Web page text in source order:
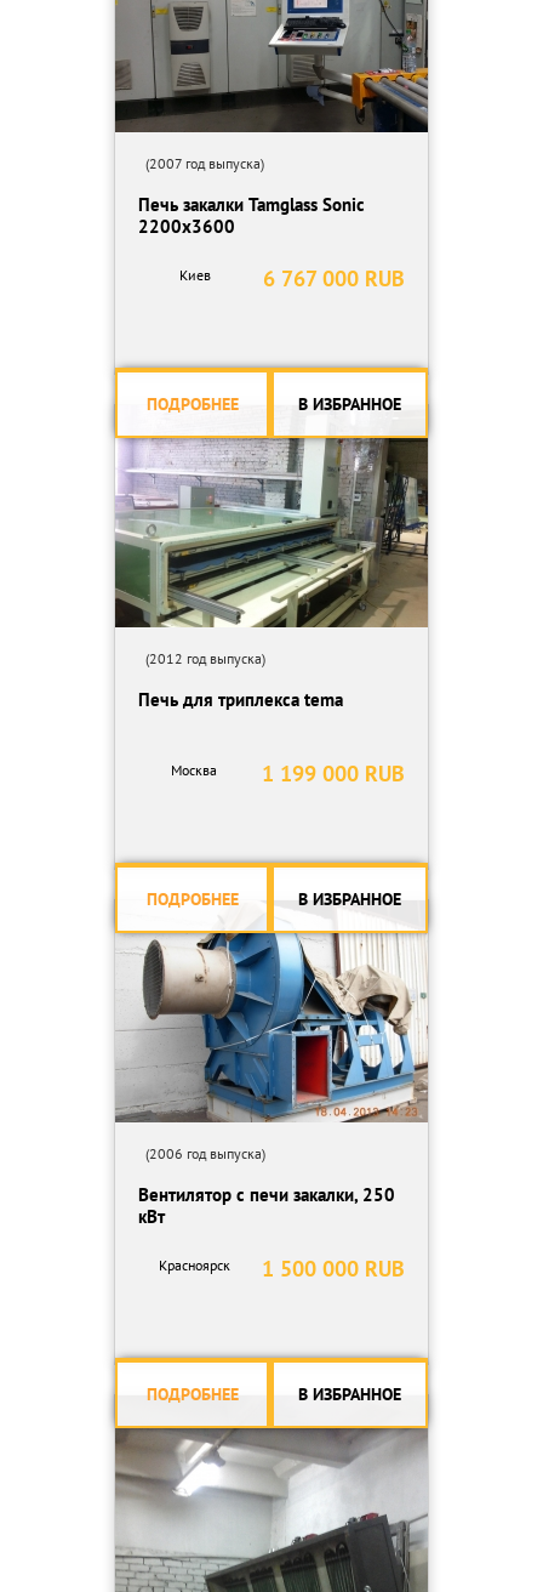
(2007 год выпуска)
Печь закалки Tamglass Sonic
2200x3600
6 767 000 RUB
Киев
ПОДРОБНЕЕ В ИЗБРАННОЕ
(2012 год выпуска)
Печь для триплекса tema
1 199 000 RUB
Москва
ПОДРОБНЕЕ В ИЗБРАННОЕ
(2006 год выпуска)
Вентилятор с печи закалки, 250
кВт
1 500 000 RUB
Красноярск
ПОДРОБНЕЕ В ИЗБРАННОЕ